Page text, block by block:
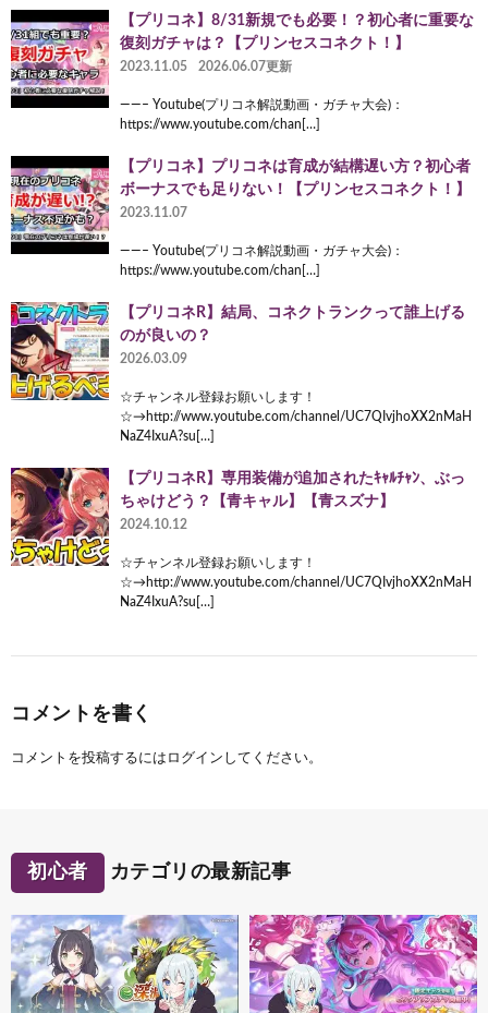
【プリコネ】8/31新規でも必要！？初心者に重要な
復刻ガチャは？【プリンセスコネクト！】
2023.11.05 2026.06.07更新
——– Youtube(プリコネ解説動画・ガチャ大会)：
https://www.youtube.com/chan[…]
【プリコネ】プリコネは育成が結構遅い方？初心者
ボーナスでも足りない！【プリンセスコネクト！】
2023.11.07
——– Youtube(プリコネ解説動画・ガチャ大会)：
https://www.youtube.com/chan[…]
【プリコネR】結局、コネクトランクって誰上げる
のが良いの？
2026.03.09
☆チャンネル登録お願いします！
☆→http://www.youtube.com/channel/UC7QIvjhoXX2nMaH
NaZ4IxuA?su[…]
【プリコネR】専用装備が追加されたｷｬﾙﾁｬﾝ、ぶっ
ちゃけどう？【青キャル】【青スズナ】
2024.10.12
☆チャンネル登録お願いします！
☆→http://www.youtube.com/channel/UC7QIvjhoXX2nMaH
NaZ4IxuA?su[…]
コメントを書く
コメントを投稿するには ログイン してください。
初心者 カテゴリの最新記事